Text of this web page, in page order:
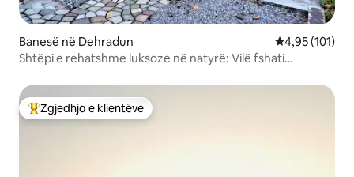
Banesë në Dehradun Vlerësimi
4,95 (101)
Shtëpi e rehatshme luksoze në natyrë: Vilë fshati
Më të mirat e zgjedhjeve të klientëve
Zgjedhja e klientëve